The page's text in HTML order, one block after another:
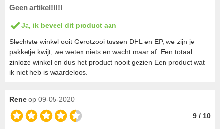
Geen artikel!!!!!
Ja, ik beveel dit product aan
Slechtste winkel ooit Gerotzooi tussen DHL en EP, we zijn je
pakketje kwijt, we weten niets en wacht maar af. Een totaal
zinloze winkel en dus het product nooit gezien Een product wat
ik niet heb is waardeloos.
Rene op 09-05-2020
9 / 10